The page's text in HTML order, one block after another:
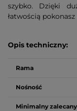
szybko. Dzięki
łatwością
Opis techniczny:
Rama
Nośność
Minimalny zalecany